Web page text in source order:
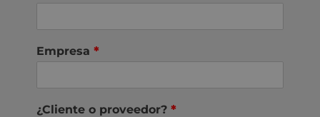
Empresa *
¿Cliente o proveedor? *